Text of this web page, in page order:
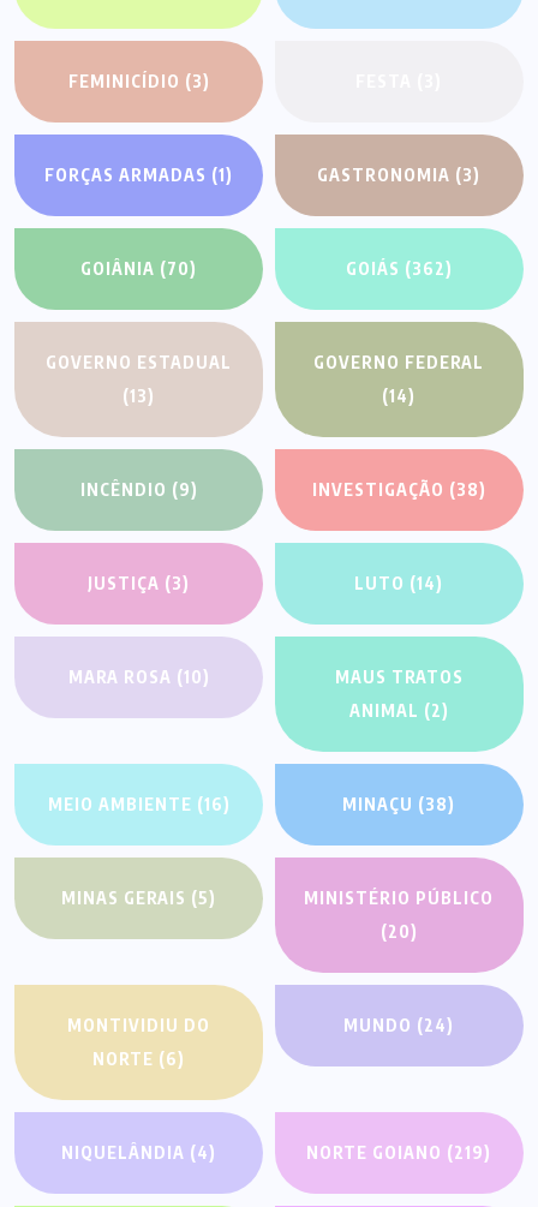
FEMINICÍDIO (3)
FORÇAS ARMADAS (1) GASTRONOMIA (3)
GOIÂNIA (70) GOIÁS (362)
GOVERNO ESTADUAL
(13)
GOVERNO FEDERAL
(14)
INCÊNDIO (9) INVESTIGAÇÃO (38)
JUSTIÇA (3) LUTO (14)
MARA ROSA (10)
MAUS TRATOS
ANIMAL (2)
MEIO AMBIENTE (16) MINAÇU (38)
MINAS GERAIS (5)
MINISTÉRIO PÚBLICO
(20)
MONTIVIDIU DO
NORTE (6)
MUNDO (24)
NIQUELÂNDIA (4) NORTE GOIANO (219)